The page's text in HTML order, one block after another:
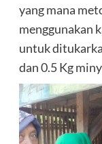
yang mana
menggunakan
untuk
dan 0.5 Kg